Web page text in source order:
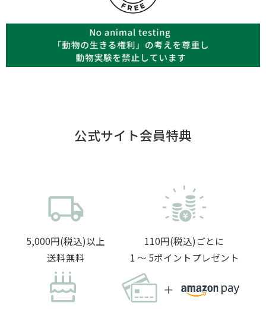
公式サイト会員特典
5,000円(税込)以上
送料無料
110円(税込)ごとに
1 〜 5ポイントプレゼント